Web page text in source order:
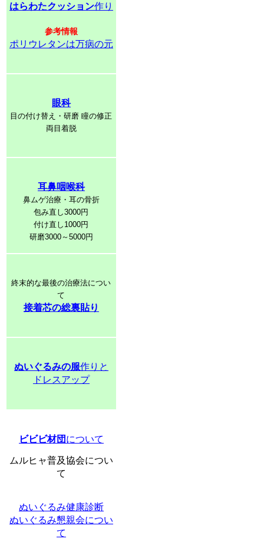
はらわたクッション作り
参考情報
ポリウレタンは万病の元
眼科
目の付け替え・研磨 瞳の修正
両目着脱
耳鼻咽喉科
鼻ムゲ治療・耳の骨折
包み直し3000円
付け直し1000円
研磨3000～5000円
終末的な最後の治療法につい
て
接着芯の総裏貼り
ぬいぐるみの服作りと
ドレスアップ
ビビビ材団 について
ムルヒャ普及協会につい
て
ぬいぐるみ健康診断
ぬいぐるみ懇親会につい
て